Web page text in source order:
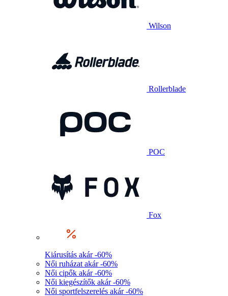
Wilson
Rollerblade
POC
Fox
Kiárusítás akár -60%
Női ruházat akár -60%
Női cipők akár -60%
Női kiegészítők akár -60%
Női sportfelszerelés akár -60%